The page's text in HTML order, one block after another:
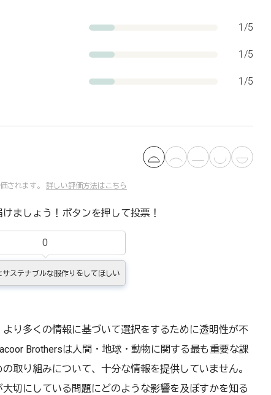
1/5
1/5
1/5
されます。 詳しい評価方法はこちら
ましょう！ボタンを押して投票！
0
サステナブルな服作りをしてほしい
り多くの情報に基づいて選択をするために透明性が不
Brothersは人間・地球・動物に関する最も重要な課
取り組みについて、十分な情報を提供していません。
切にしている問題にどのような影響を及ぼすかを知る